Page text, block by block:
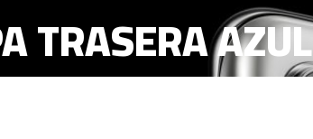
TRASERA AZUL